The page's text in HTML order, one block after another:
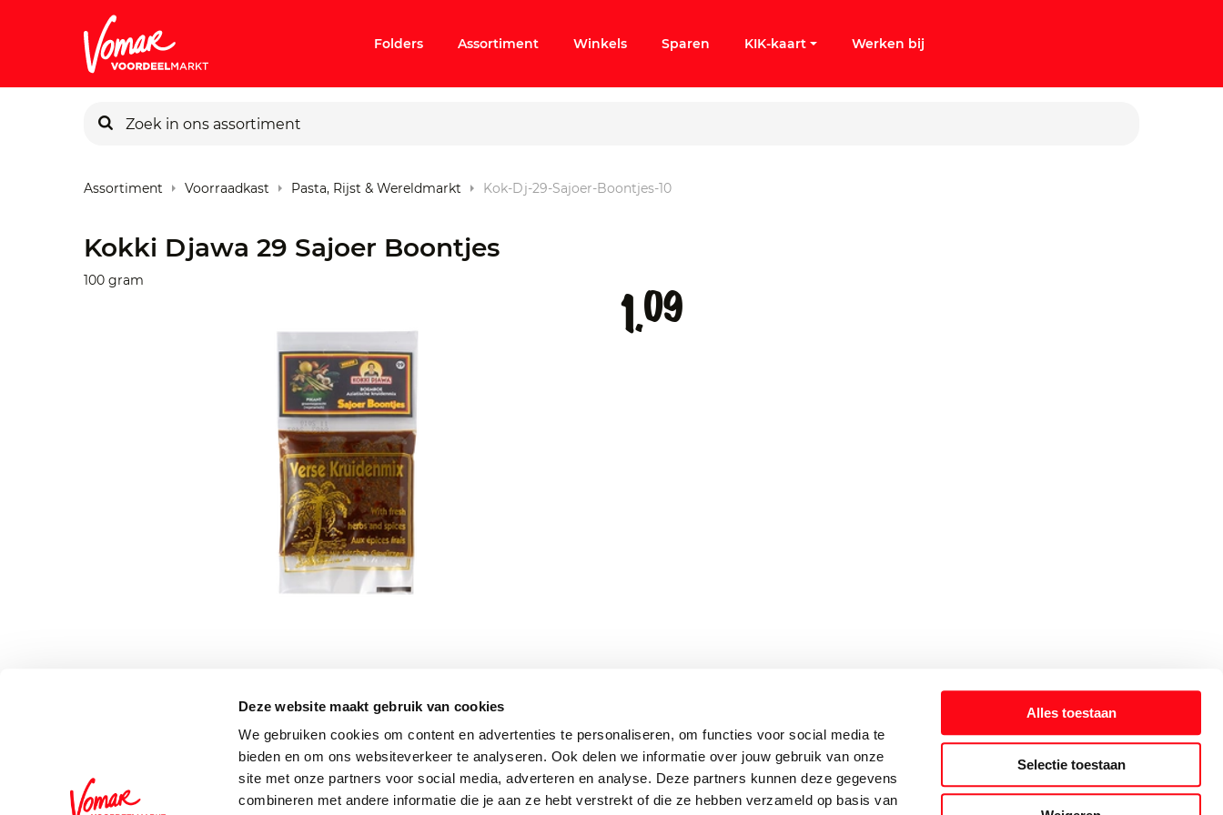
Deze website maakt gebruik van cookies
We gebruiken cookies om content en advertenties te personaliseren, om functies voor social media te
bieden en om ons websiteverkeer te analyseren. Ook delen we informatie over jouw gebruik van onze
site met onze partners voor social media, adverteren en analyse. Deze partners kunnen deze gegevens
combineren met andere informatie die je aan ze hebt verstrekt of die ze hebben verzameld op basis van
Alles toestaan
Selectie toestaan
Pincode vergeten
Folders Assortiment Winkels Sparen KIK-kaart Werken bij
Assortiment Voorraadkast Pasta, Rijst & Wereldmarkt Kok-Dj-29-Sajoer-Boontjes-10
Kokki Djawa 29 Sajoer Boontjes
100 gram
1.09
Schrijf je in voor de Vomar nieuwsbrief